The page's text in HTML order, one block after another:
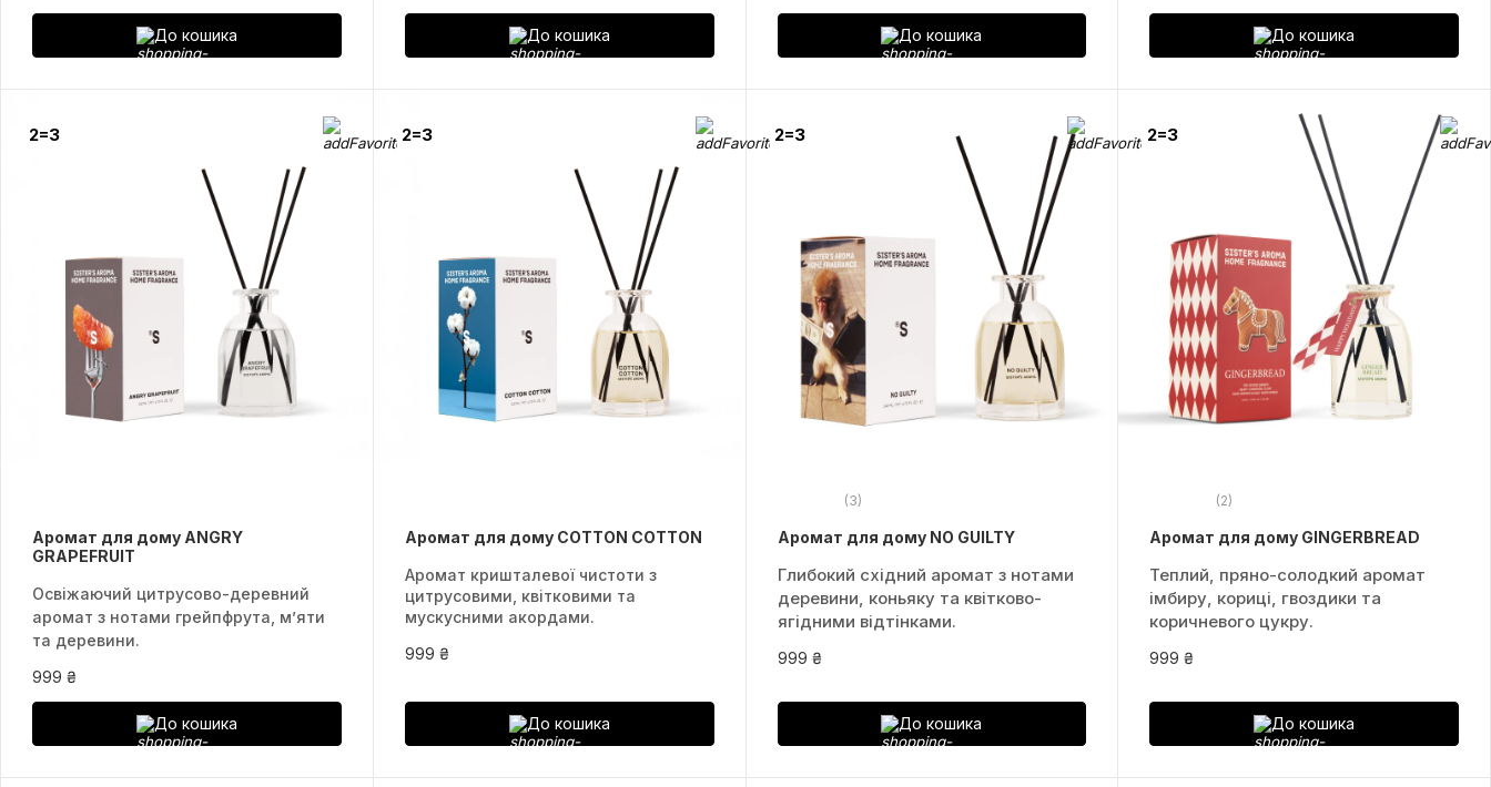
До кошика До кошика До кошика До кошика
2=3
Аромат для дому ANGRY
GRAPEFRUIT
Освіжаючий цитрусово-деревний
аромат з нотами грейпфрута, м’яти
та деревини.
999 ₴
До кошика
2=3
Аромат для дому COTTON COTTON
Аромат кришталевої чистоти з
цитрусовими, квітковими та
мускусними акордами.
999 ₴
До кошика
2=3
(3)
Аромат для дому NO GUILTY
Глибокий східний аромат з нотами
деревини, коньяку та квітково-
ягідними відтінками.
999 ₴
До кошика
2=3
(2)
Аромат для дому GINGERBREAD
Теплий, пряно-солодкий аромат
імбиру, кориці, гвоздики та
коричневого цукру.
999 ₴
До кошика